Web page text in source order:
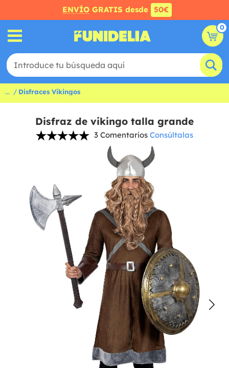
ENVÍO GRATIS desde 50€
0
... Disfraces Vikingos
Disfraz de vikingo talla grande
3 Comentarios Consúltalas